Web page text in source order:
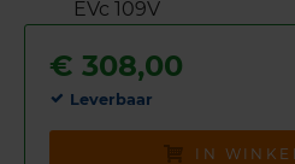
€ 308,00
Leverbaar
IN